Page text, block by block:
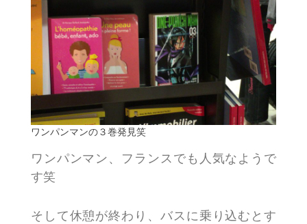
ワンパンマンの３巻発見笑
ワンパンマン、フランスでも人気なようで
す笑
そして休憩が終わり、バスに乗り込むとす